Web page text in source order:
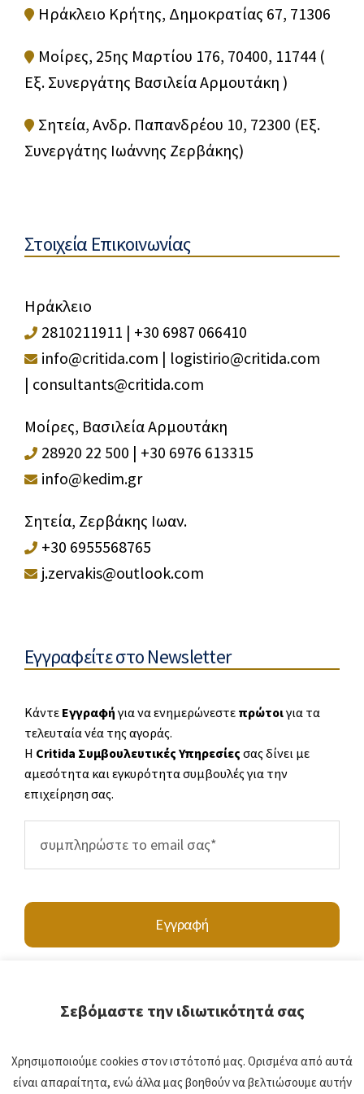
μετασχηματισμός επιχειρήσεων
Ηράκλειο Κρήτης, Δημοκρατίας 67, 71306
Μοίρες, 25ης Μαρτίου 176, 70400, 11744 (
Εξ. Συνεργάτης Βασιλεία Αρμουτάκη )
Σητεία, Ανδρ. Παπανδρέου 10, 72300 (Εξ.
Συνεργάτης Ιωάννης Ζερβάκης)
Στοιχεία Επικοινωνίας
Ηράκλειο
2810211911 | +30 6987 066410
info@critida.com | logistirio@critida.com
| consultants@critida.com
Μοίρες, Βασιλεία Αρμουτάκη
28920 22 500 | +30 6976 613315
info@kedim.gr
Σητεία, Ζερβάκης Ιωαν.
+30 6955568765
j.zervakis@outlook.com
Εγγραφείτε στο Newsletter
Κάντε Εγγραφήγια να ενημερώνεστε πρώτοιγια τα
τελευταία νέα της αγοράς.
Η Critida Συμβουλευτικές Υπηρεσίες σας δίνει με
αμεσότητα και εγκυρότητα συμβουλές για την
επιχείρηση σας.
Εγγραφή
Υποβάλλοντας τα στοιχεία σας, συμφωνείτε να επικοινωνήσετε μαζί μας
Σεβόμαστε την ιδιωτικότητά σας
Χρησιμοποιούμε cookies στον ιστότοπό μας. Ορισμένα από αυτά
είναι απαραίτητα, ενώ άλλα μας βοηθούν να βελτιώσουμε αυτήν